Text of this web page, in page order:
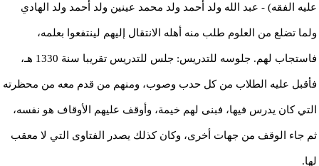
عليه الفقه) - عبد الله ولد أحمد ولد محمد عينين ولد أحمد ولد الهادي
ولما تضلع من العلوم طلب منه أهله الانتقال إليهم لينتفعوا بعلمه،
فاستجاب لهم. جلوسه للتدريس: جلس للتدريس تقريبا سنة 1330 هـ،
فأقبل عليه الطلاب من كل حدب وصوب، ومنهم من قدم معه من محظرته
التي كان يدرس فيها، فبنى لهم خيمة، وأوقف عليهم الأوقاف هو نفسه،
ثم جاء الوقف من جهات أخرى، وكان كذلك يصدر الفتاوى التي لا معقب
لها.